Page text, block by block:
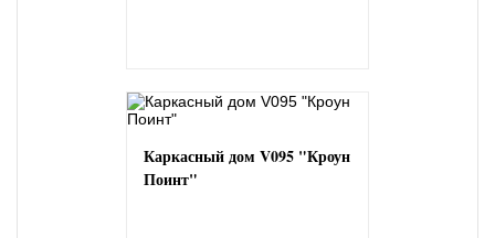
Каркасный дом V095 "Кроун
Поинт"